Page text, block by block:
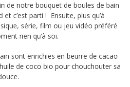
de notre bouquet de boules de bain
c’est parti ! Ensuite, plus qu’à
série, film ou jeu vidéo préféré
rien qu’à soi.
sont enrichies en beurre de cacao
de coco bio pour chouchouter sa